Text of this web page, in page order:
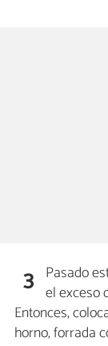
3 Pasado
el exceso
Entonces,
horno, forrada